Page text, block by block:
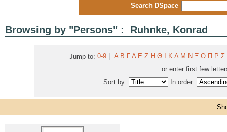
Search DSpace
Browsing by "Persons" : Ruhnke, Konrad
Jump to: 0-9 Α Β Γ Δ Ε Ζ Η Θ Κ Λ Μ Ν Ξ Ο Π Ρ Σ
or enter first few
Sort by:
In order: